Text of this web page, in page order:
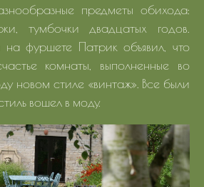
предметы обихода:
тумбочки двадцатых годов.
фуршете Патрик объявил, что
комнаты, выполненные во
новом стиле «винтаж». Все были
вошел в моду.